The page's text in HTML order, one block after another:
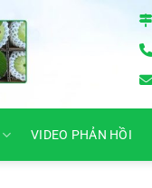
VIDEO PHẢN HỒI